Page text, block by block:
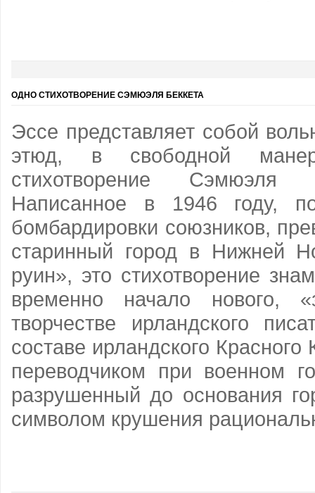
ОДНО СТИХОТВОРЕНИЕ СЭМЮЭЛЯ БЕККЕТА
Эссе представляет собой
этюд, в свободной
стихотворение Сэмюэля
Написанное в 1946 году,
бомбардировки союзников,
старинный го­род в Нижней
руин», это стихотворение
временно начало нового,
творчестве ирландского
составе ирландского Красного
переводчиком при военном
разрушенный до основания
символом крушения